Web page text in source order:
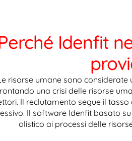
Idenfit
risorse umane sono considerate
una crisi delle risorse
Il reclutamento segue il
Il software Idenfit basato
olistico ai processi delle